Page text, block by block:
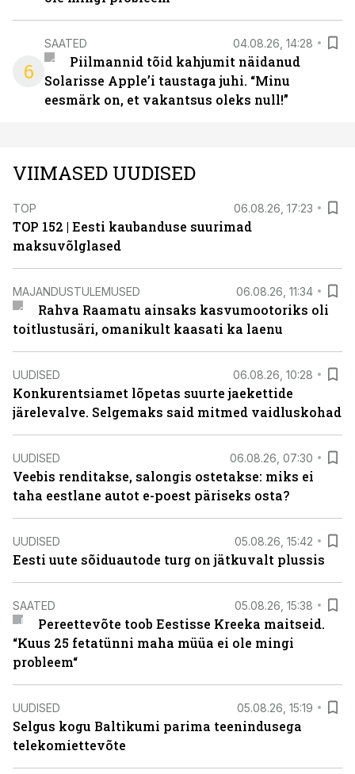
6
SAATED 04.08.26, 14:28
Piilmannid tõid kahjumit näidanud
Solarisse Apple’i taustaga juhi. “Minu
eesmärk on, et vakantsus oleks null!”
VIIMASED UUDISED
TOP 06.08.26, 17:23
TOP 152 | Eesti kaubanduse suurimad
maksuvõlglased
MAJANDUSTULEMUSED 06.08.26, 11:34
Rahva Raamatu ainsaks kasvumootoriks oli
toitlustusäri, omanikult kaasati ka laenu
UUDISED 06.08.26, 10:28
Konkurentsiamet lõpetas suurte jaekettide
järelevalve. Selgemaks said mitmed vaidluskohad
UUDISED 06.08.26, 07:30
Veebis renditakse, salongis ostetakse: miks ei
taha eestlane autot e-poest päriseks osta?
UUDISED 05.08.26, 15:42
Eesti uute sõiduautode turg on jätkuvalt plussis
SAATED 05.08.26, 15:38
Pereettevõte toob Eestisse Kreeka maitseid.
“Kuus 25 fetatünni maha müüa ei ole mingi
probleem“
UUDISED 05.08.26, 15:19
Selgus kogu Baltikumi parima teenindusega
telekomiettevõte